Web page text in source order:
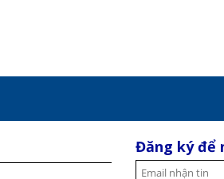
Đăng ký để